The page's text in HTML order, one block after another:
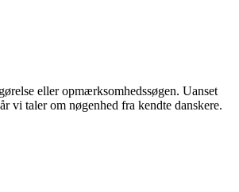
eller opmærksomhedssøgen. Uanset
vi taler om nøgenhed fra kendte danskere.